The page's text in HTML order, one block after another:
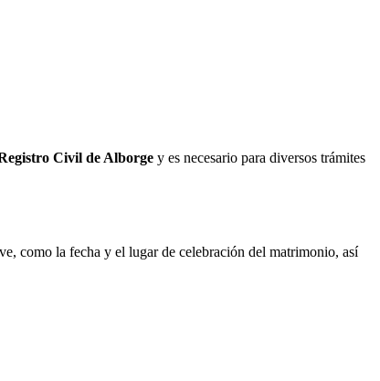
Civil de Alborge y es necesario para diversos trámites
como la fecha y el lugar de celebración del matrimonio, así